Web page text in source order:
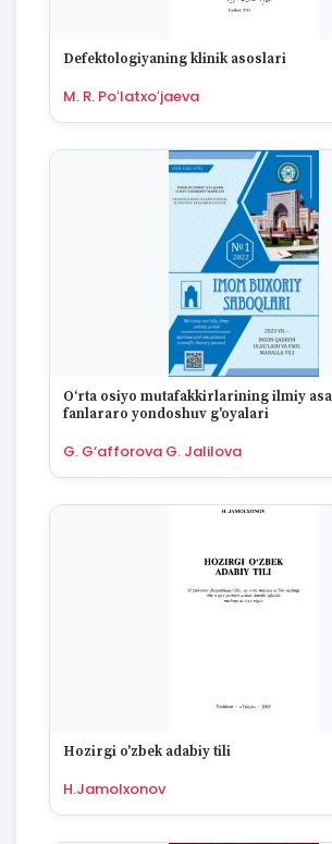
Defektologiyaning klinik asoslari
M. R. Poʻlatxoʻjaeva
O‘rta osiyo mutafakkirlarining ilmiy
fanlararo yondoshuv g'oyalari
G. G‘afforova G. Jalilova
Hozirgi o'zbek adabiy tili
H.Jamolxonov